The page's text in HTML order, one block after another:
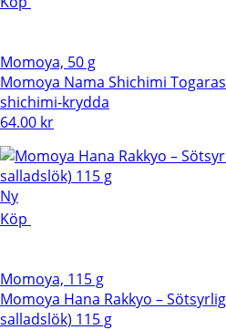
Momoya, 50 g
Momoya Nama Shichimi
shichimi-krydda
64.00 kr
Ny
Köp
Momoya, 115 g
Momoya Hana Rakkyo –
salladslök) 115 g